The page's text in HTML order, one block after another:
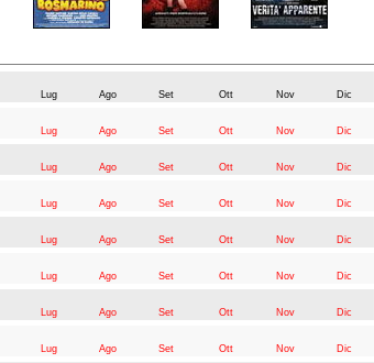
Lug Ago Set Ott Nov
Dic
Lug Ago Set Ott Nov
Dic
Lug Ago Set Ott Nov
Dic
Lug Ago Set Ott Nov
Dic
Lug Ago Set Ott Nov
Dic
Lug Ago Set Ott Nov
Dic
Lug Ago Set Ott Nov
Dic
Lug Ago Set Ott Nov
Dic